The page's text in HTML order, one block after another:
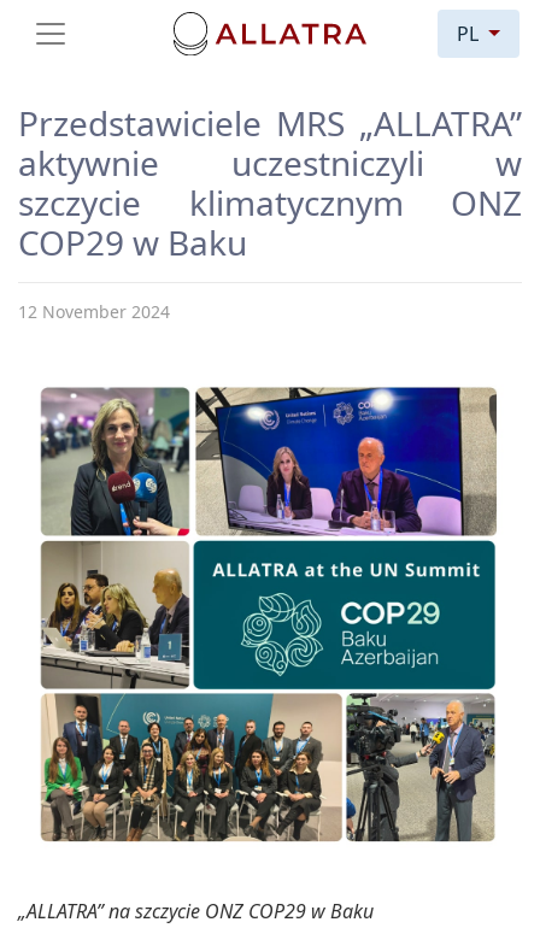
PL
Przedstawiciele MRS „ALLATRA”
aktywnie uczestniczyli w
szczycie klimatycznym ONZ
COP29 w Baku
12 November 2024
„ALLATRA” na szczycie ONZ COP29 w Baku